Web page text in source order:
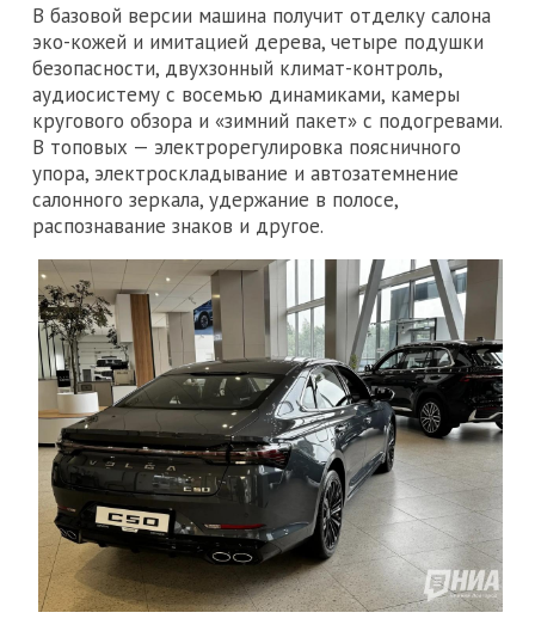
В базовой версии машина получит отделку салона
эко-кожей и имитацией дерева, четыре подушки
безопасности, двухзонный климат-контроль,
аудиосистему с восемью динамиками, камеры
кругового обзора и «зимний пакет» с подогревами.
В топовых — электрорегулировка поясничного
упора, электроскладывание и автозатемнение
салонного зеркала, удержание в полосе,
распознавание знаков и другое.